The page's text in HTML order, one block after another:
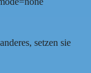
setzen sie